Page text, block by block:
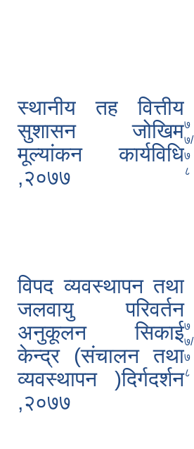
स्थानीय तह वित्तीय
सुशासन जोखिम
मूल्यांकन कार्यविधि
,२०७७
७
७/
७
८
विपद व्यवस्थापन तथा
जलवायु परिवर्तन
अनुकूलन सिकाई
केन्द्र (संचालन तथा
व्यवस्थापन )दिर्गदर्शन
,२०७७
७
७/
७
८